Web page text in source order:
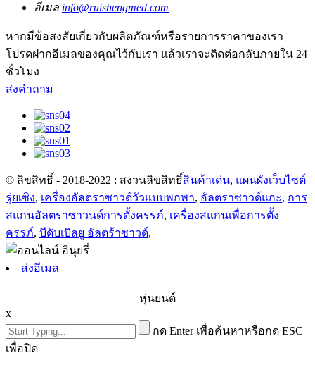
อีเมล info@ruishengmed.com
หากมีข้อสงสัยเกี่ยวกับผลิตภัณฑ์หรือรายการราคาของเรา
โปรดฝากอีเมลของคุณไว้กับเรา แล้วเราจะติดต่อกลับภายใน 24
ชั่วโมง
ส่งคำถาม
© ลิขสิทธิ์ - 2018-2022 : สงวนลิขสิทธิ์สินค้าเด่น, แผนผังเว็บไซต์
รุ่ยเซิง, เครื่องอัลตราซาวด์วัวแบบพกพา, อัลตราซาวด์แกะ, การ
สแกนอัลตราซาวนด์การตั้งครรภ์, เครื่องสแกนเพื่อการตั้ง
ครรภ์, บีดับเบิลยู อัลตร้าซาวด์,
ส่งอีเมล
หุ่นยนต์
x
กด Enter เพื่อค้นหาหรือกด ESC
เพื่อปิด